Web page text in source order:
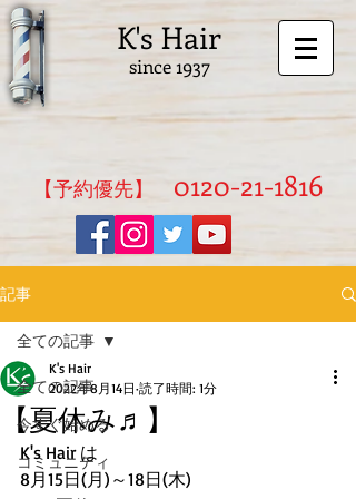
K's Hair
since 1937
​【予約優先】 0120-21-1816
記事
全ての記事
今すぐ始める
コミュニティ
全ての記事
【夏休み♬】
K's Hair
2022年8月14日 読了時間: 1分
K's Hair は
8月15日(月)～18日(木)